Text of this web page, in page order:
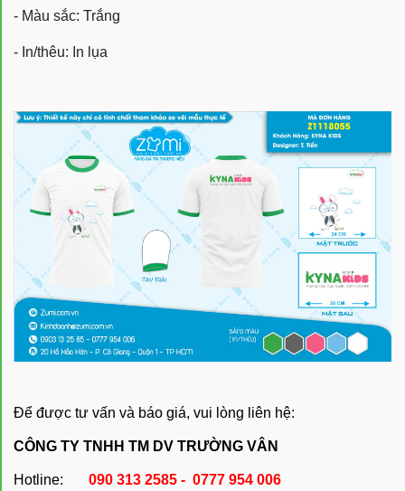
- Màu sắc: Trắng
- In/thêu: In lụa
Để được tư vấn và báo giá, vui lòng liên hệ:
CÔNG TY TNHH TM DV TRƯỜNG VÂN
Hotline: 090 313 2585 - 0777 954 006